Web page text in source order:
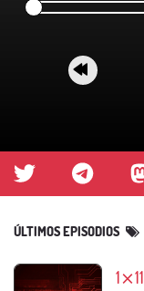
ÚLTIMOS EPISODIOS
1⨯11